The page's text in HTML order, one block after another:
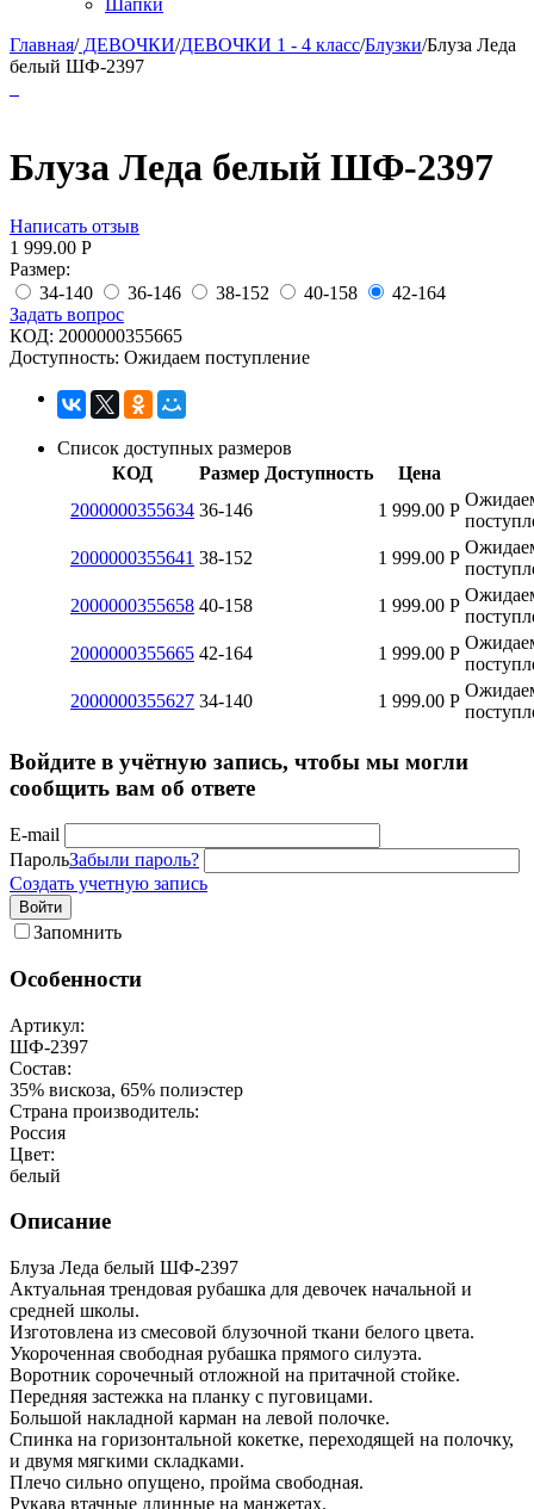
Шапки
Главная/ДЕВОЧКИ/ДЕВОЧКИ 1 - 4 класс/Блузки/Блуза Леда
белый ШФ-2397
Блуза Леда белый ШФ-2397
Написать отзыв
1 999.00 Р
Размер:
34-140
36-146 38-152 40-158
42-164
Задать вопрос
КОД: 2000000355665
Доступность: Ожидаем поступление
Список доступных размеров
КОД
Размер Доступность
Цена
2000000355634 36-146 1 999.00 Р
2000000355641 38-152 1 999.00 Р
2000000355658 40-158 1 999.00 Р
2000000355665 42-164 1 999.00 Р
2000000355627 34-140 1 999.00 Р
Войдите в учётную запись, чтобы мы могли
сообщить вам об ответе
E-mail
ПарольЗабыли пароль?
Создать учетную запись
Войти
Запомнить
Особенности
Артикул:
ШФ-2397
Состав:
35% вискоза, 65% полиэстер
Страна производитель:
Россия
Цвет:
белый
Описание
Блуза Леда белый ШФ-2397
Актуальная трендовая рубашка для девочек начальной и
средней школы.
Изготовлена из смесовой блузочной ткани белого цвета.
Укороченная свободная рубашка прямого силуэта.
Воротник сорочечный отложной на притачной стойке.
Передняя застежка на планку с пуговицами.
Большой накладной карман на левой полочке.
Спинка на горизонтальной кокетке, переходящей на полочку,
и двумя мягкими складками.
Плечо сильно опущено, пройма свободная.
Рукава втачные длинные на манжетах.